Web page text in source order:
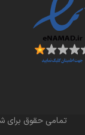
تمامی حقوق برای